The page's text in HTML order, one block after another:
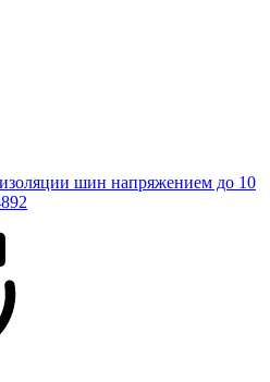
шин напряжением до 10